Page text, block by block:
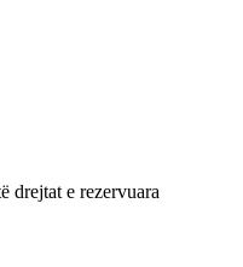
e rezervuara